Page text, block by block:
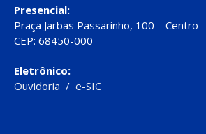
Presencial:
Praça Jarbas Passarinho, 100 – Centro
CEP: 68450-000
Eletrônico:
Ouvidoria / e-SIC